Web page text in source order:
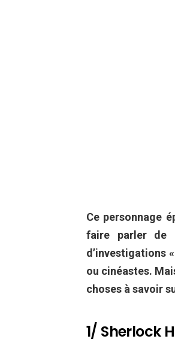
Ce personnage
faire parler de
d’investigations
ou cinéastes.
choses à savoir
1/ Sherlock